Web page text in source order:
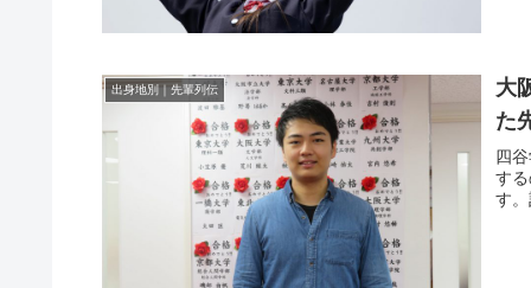
出身地別｜先輩列伝
大
た
四
す
す